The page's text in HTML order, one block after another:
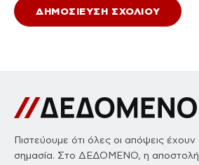
Πιστεύουμε ότι όλες οι απόψεις έχουν
σημασία. Στο ΔΕΔΟΜΕΝΟ, η αποστολή